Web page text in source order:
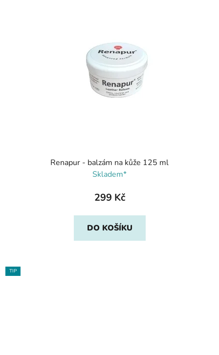
Renapur - balzám na kůže 125 ml
Skladem*
299 Kč
DO KOŠÍKU
TIP